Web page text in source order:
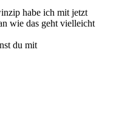
habe ich mit jetzt
wie das geht vielleicht
du mit